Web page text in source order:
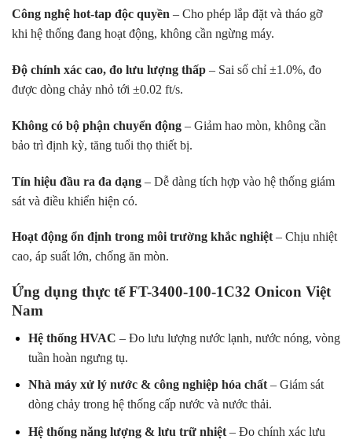
Công nghệ hot-tap độc quyền – Cho phép lắp đặt và tháo gỡ
khi hệ thống đang hoạt động, không cần ngừng máy.
Độ chính xác cao, đo lưu lượng thấp – Sai số chỉ ±1.0%, đo
được dòng chảy nhỏ tới ±0.02 ft/s.
Không có bộ phận chuyển động – Giảm hao mòn, không cần
bảo trì định kỳ, tăng tuổi thọ thiết bị.
Tín hiệu đầu ra đa dạng – Dễ dàng tích hợp vào hệ thống giám
sát và điều khiển hiện có.
Hoạt động ổn định trong môi trường khắc nghiệt – Chịu nhiệt
cao, áp suất lớn, chống ăn mòn.
Ứng dụng thực tế FT-3400-100-1C32 Onicon Việt
Nam
Hệ thống HVAC – Đo lưu lượng nước lạnh, nước nóng, vòng
tuần hoàn ngưng tụ.
Nhà máy xử lý nước & công nghiệp hóa chất– Giám sát
dòng chảy trong hệ thống cấp nước và nước thải.
Hệ thống năng lượng & lưu trữ nhiệt– Đo chính xác lưu